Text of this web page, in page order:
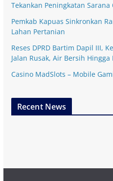
Tekankan Peningkatan Sarana
Pemkab Kapuas Sinkronkan
Lahan Pertanian
Reses DPRD Bartim Dapil III,
Jalan Rusak, Air Bersih
Casino MadSlots – Mobile
Recent News